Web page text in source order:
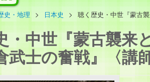
史・地理 日本史 聴く歴史・中世『蒙古
・中世『蒙古襲来
武士の奮戦』〈講